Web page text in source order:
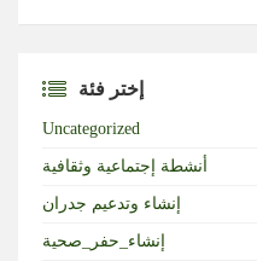
إختر فئة
Uncategorized
أنشطة إجتماعية وثقافية
إنشاء وتدعيم جدران
إنشاء_حفر_صحية